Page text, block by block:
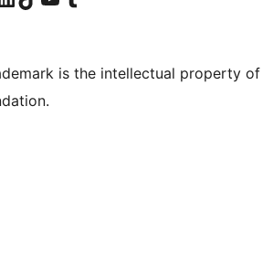
is the intellectual property of